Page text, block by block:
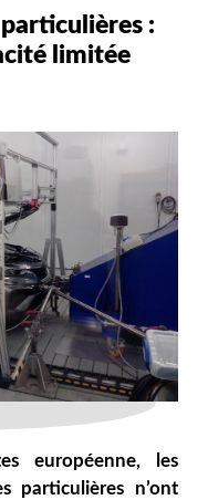
:
limitée
européenne, les
particulières n’ont